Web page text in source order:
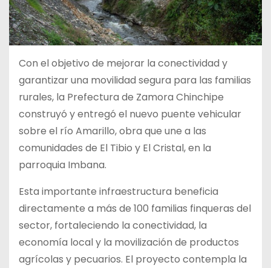
Con el objetivo de mejorar la conectividad y
garantizar una movilidad segura para las familias
rurales, la Prefectura de Zamora Chinchipe
construyó y entregó el nuevo puente vehicular
sobre el río Amarillo, obra que une a las
comunidades de El Tibio y El Cristal, en la
parroquia Imbana.
Esta importante infraestructura beneficia
directamente a más de 100 familias finqueras del
sector, fortaleciendo la conectividad, la
economía local y la movilización de productos
agrícolas y pecuarios. El proyecto contempla la